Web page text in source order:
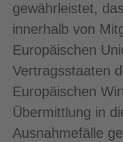
gewährleistet,
innerhalb von
Europäischen
Vertragsstaaten
Europäischen
Übermittlung in
Ausnahmefälle